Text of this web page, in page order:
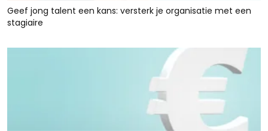
Geef jong talent een kans: versterk je organisatie met een
stagiaire